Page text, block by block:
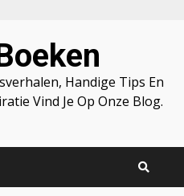
Handige Tips En
Vind Je Op Onze Blog.